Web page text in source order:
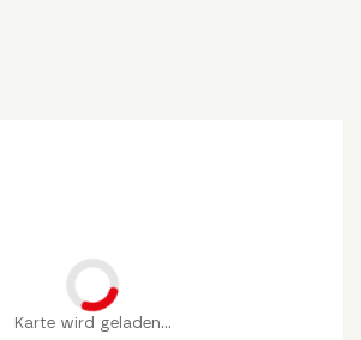
Karte wird geladen...